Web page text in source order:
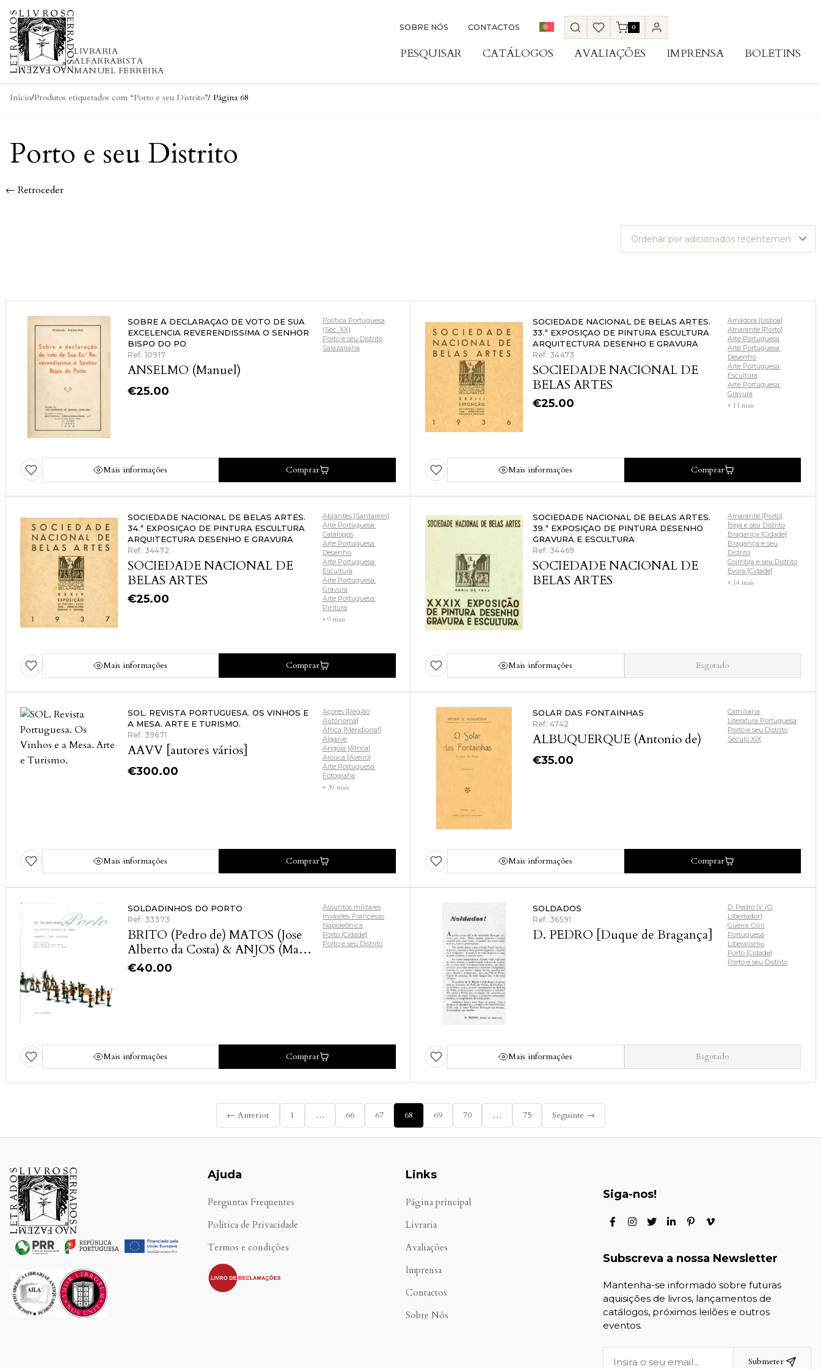
Skip to content
LIVRARIA
ALFARRABISTA
MANUEL FERREIRA
SOBRE NÓS CONTACTOS 0
PESQUISAR CATÁLOGOS AVALIAÇÕES IMPRENSA BOLETINS
Início/Produtos etiquetados com “Porto e seu Distrito”/ Página 68
Porto e seu Distrito
← Retroceder
SOBRE A DECLARAÇAO DE VOTO DE SUA
EXCELENCIA REVERENDISSIMA O SENHOR
BISPO DO PO
Ref: 10917
ANSELMO (Manuel)
€25.00
Política Portuguesa
(Séc. XX)
Porto e seu Distrito
Salazariana
Mais informações Comprar
SOCIEDADE NACIONAL DE BELAS ARTES.
33.ª EXPOSIÇAO DE PINTURA ESCULTURA
ARQUITECTURA DESENHO E GRAVURA
Ref: 34473
SOCIEDADE NACIONAL DE
BELAS ARTES
€25.00
Amadora [Lisboa]
Amarante [Porto]
Arte Portuguesa
Arte Portuguesa:
Desenho
Arte Portuguesa:
Escultura
Arte Portuguesa:
Gravura
+ 11 mais
Mais informações Comprar
SOCIEDADE NACIONAL DE BELAS ARTES.
34.ª EXPOSIÇAO DE PINTURA ESCULTURA
ARQUITECTURA DESENHO E GRAVURA
Ref: 34472
SOCIEDADE NACIONAL DE
BELAS ARTES
€25.00
Abrantes [Santarém]
Arte Portuguesa:
Catálogos
Arte Portuguesa:
Desenho
Arte Portuguesa:
Escultura
Arte Portuguesa:
Gravura
Arte Portuguesa:
Pintura
+ 9 mais
Mais informações Comprar
SOCIEDADE NACIONAL DE BELAS ARTES.
39.ª EXPOSIÇAO DE PINTURA DESENHO
GRAVURA E ESCULTURA
Ref: 34469
SOCIEDADE NACIONAL DE
BELAS ARTES
Amarante [Porto]
Beja e seu Distrito
Bragança [Cidade]
Bragança e seu
Distrito
Coimbra e seu Distrito
Évora [Cidade]
+ 14 mais
Mais informações Esgotado
SOL. REVISTA PORTUGUESA. OS VINHOS E
A MESA. ARTE E TURISMO.
Ref: 39671
AAVV [autores vários]
€300.00
Açores [Região
Autónoma]
África [Meridional]
Algarve
Angola [África]
Arouca [Aveiro]
Arte Portuguesa:
Fotografia
+ 39 mais
Mais informações Comprar
SOLAR DAS FONTAINHAS
Ref: 4742
ALBUQUERQUE (Antonio de)
€35.00
Camiliana
Literatura Portuguesa
Porto e seu Distrito
Século XIX
Mais informações Comprar
SOLDADINHOS DO PORTO
Ref: 33373
BRITO (Pedro de) MATOS (Jose
Alberto da Costa) & ANJOS (Maria
Alexandra D. L. S.)
€40.00
Assuntos militares
Invasões Francesas
Napoleónica
Porto [Cidade]
Porto e seu Distrito
Mais informações Comprar
SOLDADOS
Ref: 36591
D. PEDRO [Duque de Bragança]
D. Pedro IV (O
Libertador)
Guerra Civil
Portuguesa
Liberalismo
Porto [Cidade]
Porto e seu Distrito
Mais informações Esgotado
← Anterior 1 … 66 67 68 69 70 … 75 Seguinte →
Ajuda
Perguntas Frequentes
Política de Privacidade
Termos e condições
.
Links
Página principal
Livraria
Avaliações
Imprensa
Contactos
Sobre Nós
Siga-nos!
Subscreva a nossa Newsletter
Mantenha-se informado sobre futuras
aquisições de livros, lançamentos de
catálogos, próximos leilões e outros
eventos.
Submeter